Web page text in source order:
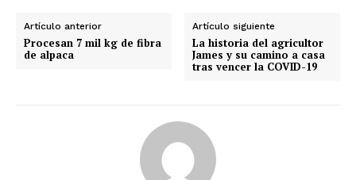
Artículo anterior
Procesan 7 mil kg de fibra
de alpaca
Artículo siguiente
La historia del agricultor
James y su camino a casa
tras vencer la COVID-19